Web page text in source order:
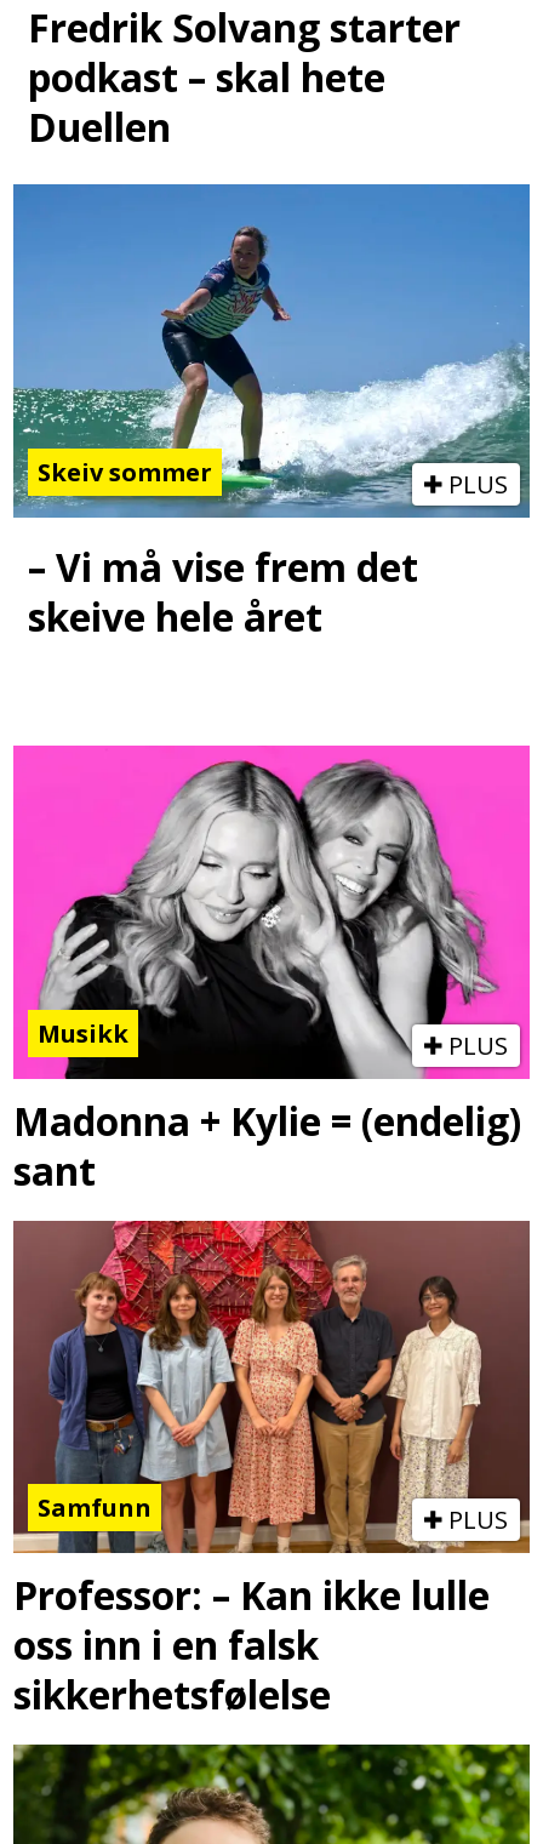
Fredrik Solvang starter
podkast – skal hete
Duellen
Skeiv sommer PLUS
– Vi må vise frem det
skeive hele året
Musikk PLUS
Madonna + Kylie = (endelig)
sant
Samfunn PLUS
Professor: – Kan ikke lulle
oss inn i en falsk
sikkerhetsfølelse